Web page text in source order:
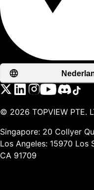
© 2026 TOPVIEW PTE.
Singapore: 20 Collyer
Los Angeles: 15970 Los
CA 91709